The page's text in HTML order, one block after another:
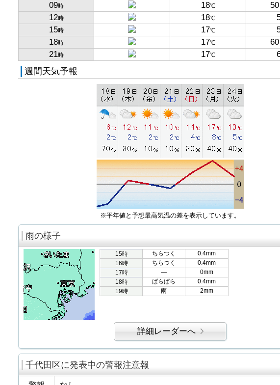
09時 18℃ 50
12時 18℃
15時 17℃
18時 17℃ 60
21時 17℃
週間天気予報
※平年値と予想最高気温の差を表示しています。
雨の様子
15時 ちらつく
0.4mm
16時
ちらつく
0.4mm
17時
―
0mm
18時
ぱらぱら
0.4mm
19時
雨 2mm
詳細レーダーへ
千代田区に発表中の警報注意報